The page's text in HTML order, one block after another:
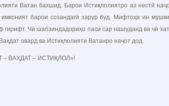
Ватан бахшид. Барои Истиқлолиятро аз нестӣ
барои созандагӣ зарур буд. Мифтоҳи ин
гирифт. Чӣ шабзиндадориҳо паси сар нашуданд ва чӣ
овард ва Истиқлолияти Ватанро наҷот дод.
– ВАҲДАТ – ИСТИҚЛОЛ»!